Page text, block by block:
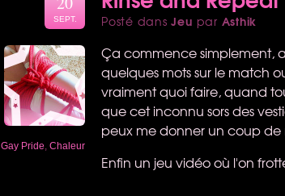
Posté dansJeu par Asthik
SEPT.
Gay Pride Chaleur
Ça commence simplement,
quelques mots sur le match
vraiment quoi faire, quand
que cet inconnu sors des
peux me donner un coup
Enfin un jeu vidéo où l'on